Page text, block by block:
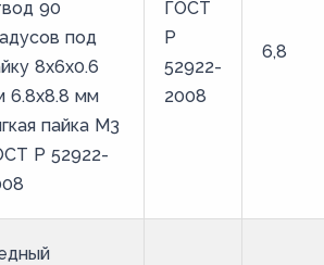
90
под
8х6х0.6
6.8х8.8 мм
пайка М3
Р 52922-
ГОСТ
Р
52922-
2008
6,8